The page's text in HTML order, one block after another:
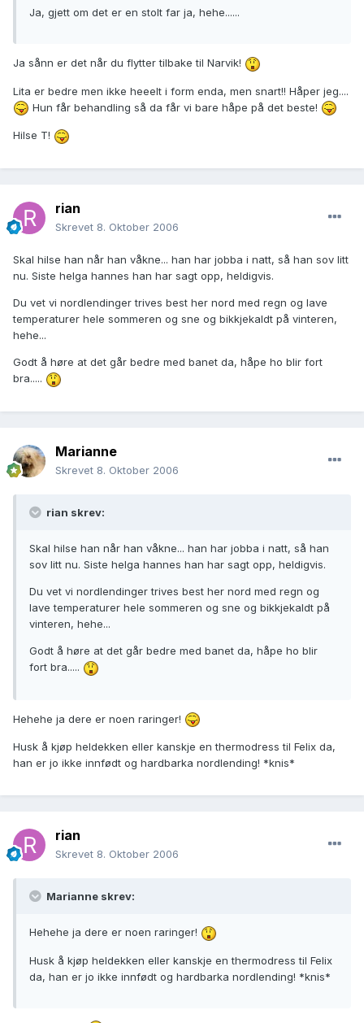
Ja, gjett om det er en stolt far ja, hehe......
Ja sånn er det når du flytter tilbake til Narvik!
Lita er bedre men ikke heeelt i form enda, men snart!! Håper jeg....
Hun får behandling så da får vi bare håpe på det beste!
Hilse T!
rian
Skrevet 8. Oktober 2006
Skal hilse han når han våkne... han har jobba i natt, så han sov litt
nu. Siste helga hannes han har sagt opp, heldigvis.
Du vet vi nordlendinger trives best her nord med regn og lave
temperaturer hele sommeren og sne og bikkjekaldt på vinteren,
hehe...
Godt å høre at det går bedre med banet da, håpe ho blir fort
bra.....
Marianne
Skrevet 8. Oktober 2006
rian skrev:
Skal hilse han når han våkne... han har jobba i natt, så han
sov litt nu. Siste helga hannes han har sagt opp, heldigvis.
Du vet vi nordlendinger trives best her nord med regn og
lave temperaturer hele sommeren og sne og bikkjekaldt på
vinteren, hehe...
Godt å høre at det går bedre med banet da, håpe ho blir
fort bra.....
Hehehe ja dere er noen raringer!
Husk å kjøp heldekken eller kanskje en thermodress til Felix da,
han er jo ikke innfødt og hardbarka nordlending! *knis*
rian
Skrevet 8. Oktober 2006
Marianne skrev:
Hehehe ja dere er noen raringer!
Husk å kjøp heldekken eller kanskje en thermodress til Felix
da, han er jo ikke innfødt og hardbarka nordlending! *knis*